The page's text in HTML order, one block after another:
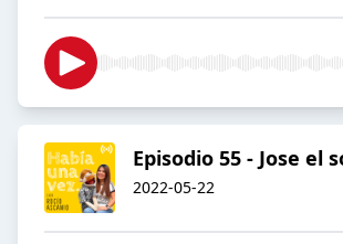
Episodio 55 - Jose el
2022-05-22